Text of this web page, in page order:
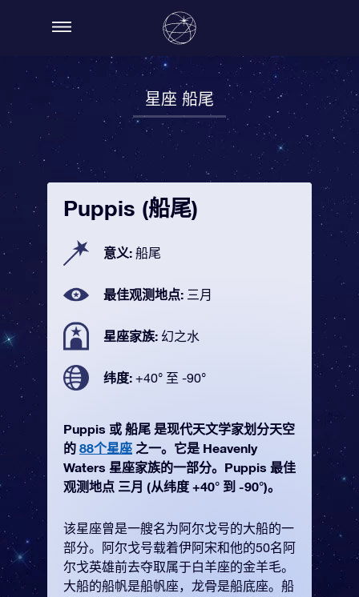
星座 船尾
Puppis (船尾)
意义: 船尾
最佳观测地点: 三月
星座家族: 幻之水
纬度: +40° 至 -90°
Puppis 或 船尾 是现代天文学家划分天空
的 88个星座 之一。它是 Heavenly
Waters 星座家族的一部分。Puppis 最佳
观测地点 三月 (从纬度 +40° 到 -90°)。
该星座曾是一艘名为阿尔戈号的大船的一
部分。阿尔戈号载着伊阿宋和他的50名阿
尔戈英雄前去夺取属于白羊座的金羊毛。
大船的船帆是船帆座，龙骨是船底座。船